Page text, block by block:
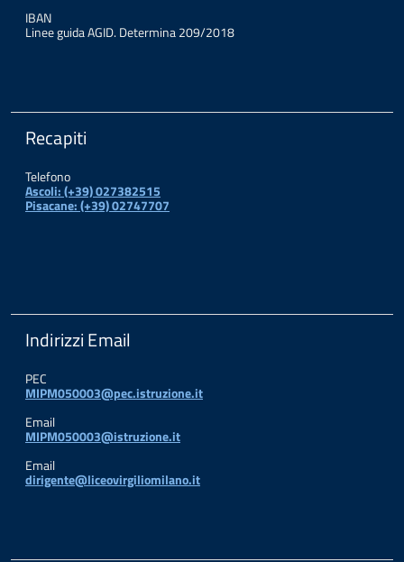
IBAN
Linee guida AGID. Determina 209/2018
Recapiti
Telefono
Ascoli: (+39) 027382515
Pisacane: (+39) 02747707
Indirizzi Email
PEC
MIPM050003@pec.istruzione.it
Email
MIPM050003@istruzione.it
Email
dirigente@liceovirgiliomilano.it